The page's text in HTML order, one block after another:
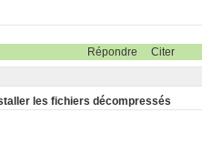
Répondre Citer
les fichiers décompressés